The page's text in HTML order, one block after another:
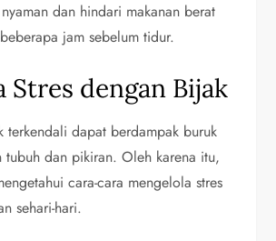
dan hindari makanan berat
jam sebelum tidur.
Stres dengan Bijak
terkendali dapat berdampak buruk
tubuh dan pikiran. Oleh karena itu,
cara-cara mengelola stres
sehari-hari.